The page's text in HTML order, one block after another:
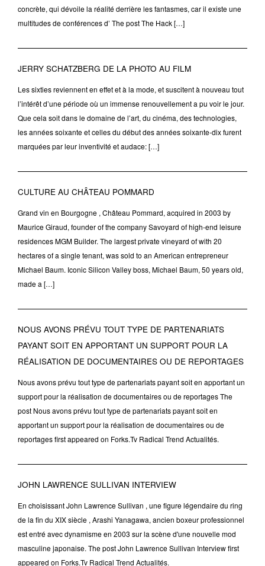
concrète, qui dévoile la réalité derrière les fantasmes, car il existe une
multitudes de conférences d’ The post The Hack […]
JERRY SCHATZBERG DE LA PHOTO AU FILM
Les sixties reviennent en effet et à la mode, et suscitent à nouveau tout
l’intérêt d’une période où un immense renouvellement a pu voir le jour.
Que cela soit dans le domaine de l’art, du cinéma, des technologies,
les années soixante et celles du début des années soixante-dix furent
marquées par leur inventivité et audace: […]
CULTURE AU CHÂTEAU POMMARD
Grand vin en Bourgogne , Château Pommard, acquired in 2003 by
Maurice Giraud, founder of the company Savoyard of high-end leisure
residences MGM Builder. The largest private vineyard of with 20
hectares of a single tenant, was sold to an American entrepreneur
Michael Baum. Iconic Silicon Valley boss, Michael Baum, 50 years old,
made a […]
NOUS AVONS PRÉVU TOUT TYPE DE PARTENARIATS
PAYANT SOIT EN APPORTANT UN SUPPORT POUR LA
RÉALISATION DE DOCUMENTAIRES OU DE REPORTAGES
Nous avons prévu tout type de partenariats payant soit en apportant un
support pour la réalisation de documentaires ou de reportages The
post Nous avons prévu tout type de partenariats payant soit en
apportant un support pour la réalisation de documentaires ou de
reportages first appeared on Forks.Tv Radical Trend Actualités.
JOHN LAWRENCE SULLIVAN INTERVIEW
En choisissant John Lawrence Sullivan , une figure légendaire du ring
de la fin du XIX siècle , Arashi Yanagawa, ancien boxeur professionnel
est entré avec dynamisme en 2003 sur la scène d'une nouvelle mod
masculine japonaise. The post John Lawrence Sullivan Interview first
appeared on Forks.Tv Radical Trend Actualités.